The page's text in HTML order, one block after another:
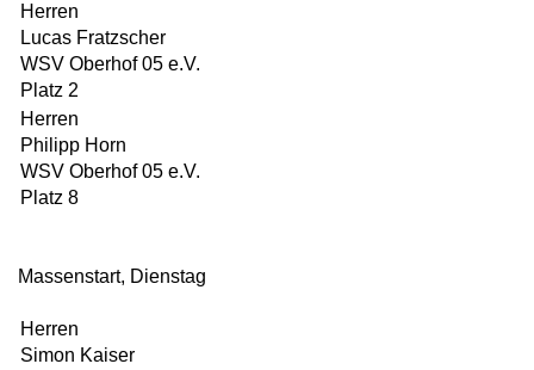
Herren
Lucas Fratzscher
WSV Oberhof 05 e.V.
Platz 2
Herren
Philipp Horn
WSV Oberhof 05 e.V.
Platz 8
Massenstart, Dienstag
Herren
Simon Kaiser